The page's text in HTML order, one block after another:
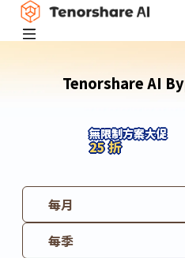
Tenorshare AI
無限制方案大促
25 折
每月
每季